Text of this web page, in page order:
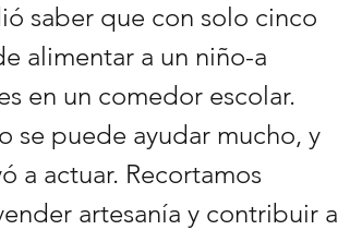
saber que con solo cinco
alimentar a un niño-a
en un comedor escolar.
se puede ayudar mucho, y
a actuar. Recortamos
artesanía y contribuir a